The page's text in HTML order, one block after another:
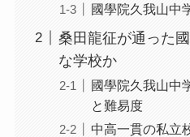
國學院久我山中
桑田龍征が通った
な学校か
國學院久我山中
と難易度
中高一貫の私立